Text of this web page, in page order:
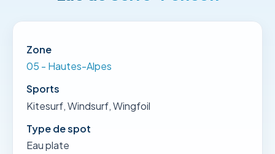
Zone
05 - Hautes-Alpes
Sports
Kitesurf, Windsurf, Wingfoil
Type de spot
Eau plate